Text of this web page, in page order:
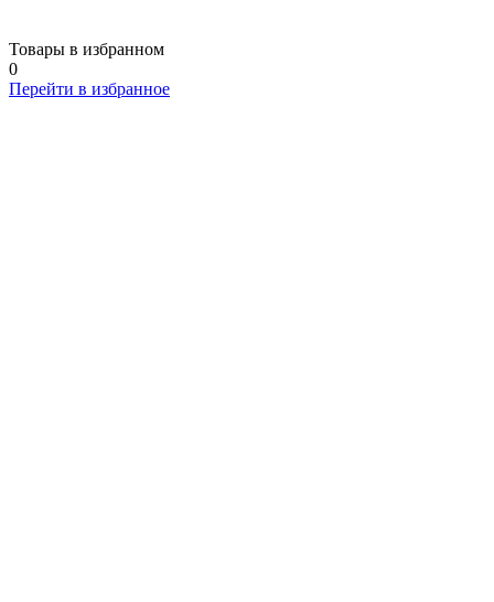
Товары в избранном
0
Перейти в избранное